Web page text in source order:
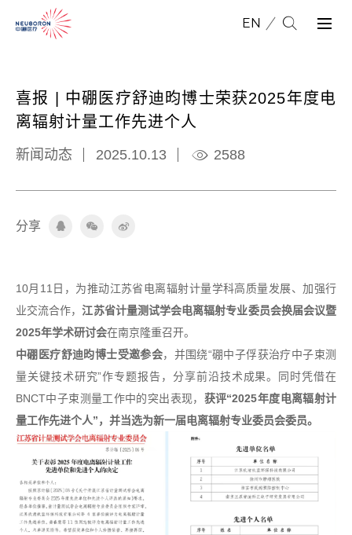
EN
喜报 | 中硼医疗舒迪昀博士荣获2025年度电
离辐射计量工作先进个人
新闻动态 2025.10.13 2588
分享
10月11日，为推动江苏省电离辐射计量学科高质量发展、加强行
业交流合作，江苏省计量测试学会电离辐射专业委员会换届会议暨
2025年学术研讨会在南京隆重召开。
中硼医疗舒迪昀博士受邀参会，并围绕“硼中子俘获治疗中子束测
量关键技术研究”作专题报告，分享前沿技术成果。同时凭借在
BNCT中子束测量工作中的突出表现， 获评“2025年度电离辐射计
量工作先进个人”，并当选为新一届电离辐射专业委员会委员。